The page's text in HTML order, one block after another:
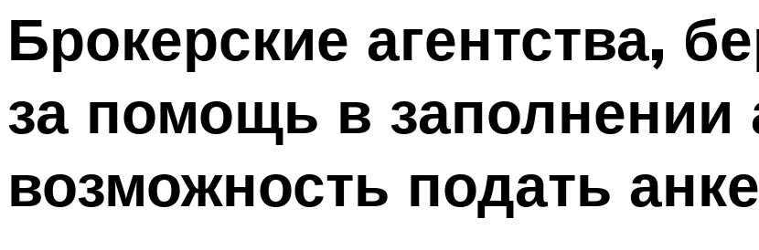
Брокерские агентства,
за помощь в заполнении
возможность подать